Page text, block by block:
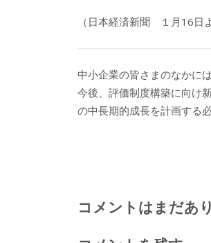
（日本経済新聞 １月16日
中小企業の皆さまのなかに
今後、評価制度構築に向け
の中長期的成長を計画する
コメントはまだあ